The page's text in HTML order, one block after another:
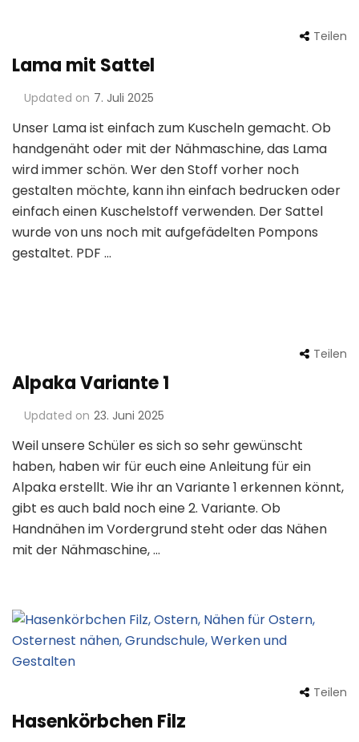
Teilen
Lama mit Sattel
Updated on 7. Juli 2025
Unser Lama ist einfach zum Kuscheln gemacht. Ob
handgenäht oder mit der Nähmaschine, das Lama
wird immer schön. Wer den Stoff vorher noch
gestalten möchte, kann ihn einfach bedrucken oder
einfach einen Kuschelstoff verwenden. Der Sattel
wurde von uns noch mit aufgefädelten Pompons
gestaltet. PDF …
Teilen
Alpaka Variante 1
Updated on 23. Juni 2025
Weil unsere Schüler es sich so sehr gewünscht
haben, haben wir für euch eine Anleitung für ein
Alpaka erstellt. Wie ihr an Variante 1 erkennen könnt,
gibt es auch bald noch eine 2. Variante. Ob
Handnähen im Vordergrund steht oder das Nähen
mit der Nähmaschine, …
Teilen
Hasenkörbchen Filz